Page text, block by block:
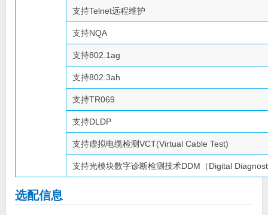
支持Telnet远程维护
支持NQA
支持802.1ag
支持802.3ah
支持TR069
支持DLDP
支持虚拟电缆检测VCT(Virtual Cable Test)
支持光模块数字诊断检测技术DDM（Digital
选配信息